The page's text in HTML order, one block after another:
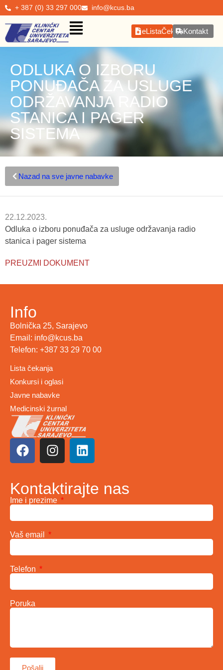
+ 387 (0) 33 297 000 info@kcus.ba
eListaČekanjaKontakt
ODLUKA O IZBORU
PONUĐAČA ZA USLUGE
ODRŽAVANJA RADIO
STANICA I PAGER
SISTEMA
Nazad na sve javne nabavke
22.12.2023.
Odluka o izboru ponuđača za usluge održavanja radio
stanica i pager sistema
PREUZMI DOKUMENT
Info
Bolnička 25, Sarajevo
Email: info@kcus.ba
Telefon: +387 33 29 70 00
Lista čekanja
Konkursi i oglasi
Javne nabavke
Medicinski žurnal
Kontaktirajte nas
Ime i prezime
Vaš email
Telefon
Poruka
Pošalji